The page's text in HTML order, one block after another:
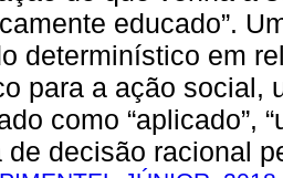
educado”.
determinístico em
para a ação social,
como “aplicado”,
de decisão racional